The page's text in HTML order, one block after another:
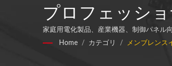
プロフェッシ
ョン
家庭用電化製品、産業機器、制御パネル
Home / カテゴリ / メンブレンス